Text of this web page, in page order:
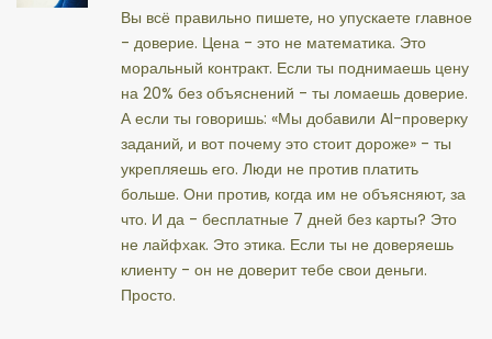
Вы всё правильно пишете, но упускаете главное
- доверие. Цена - это не математика. Это
моральный контракт. Если ты поднимаешь цену
на 20% без объяснений - ты ломаешь доверие.
А если ты говоришь: «Мы добавили AI-проверку
заданий, и вот почему это стоит дороже» - ты
укрепляешь его. Люди не против платить
больше. Они против, когда им не объясняют, за
что. И да - бесплатные 7 дней без карты? Это
не лайфхак. Это этика. Если ты не доверяешь
клиенту - он не доверит тебе свои деньги.
Просто.